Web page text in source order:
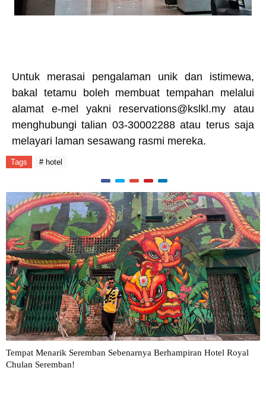
Untuk merasai pengalaman unik dan istimewa,
bakal tetamu boleh membuat tempahan melalui
alamat e-mel yakni reservations@kslkl.my atau
menghubungi talian 03-30002288 atau terus saja
melayari laman sesawang rasmi mereka.
Tags # hotel
Tempat Menarik Seremban Sebenarnya Berhampiran Hotel Royal
Chulan Seremban!